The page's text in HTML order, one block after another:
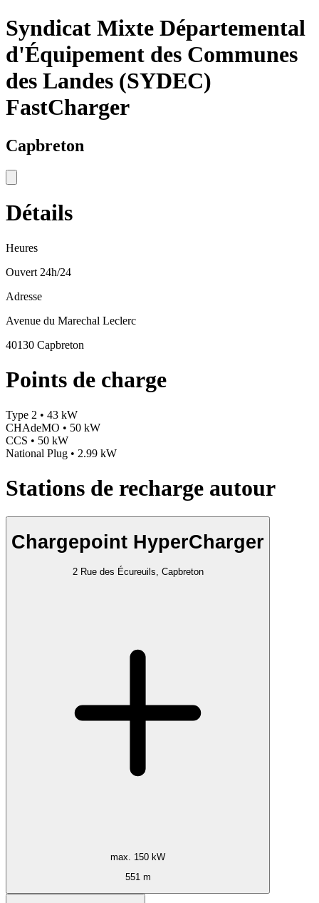
Syndicat Mixte Départemental
d'Équipement des Communes
des Landes (SYDEC)
FastCharger
Capbreton
Détails
Heures
Ouvert 24h/24
Adresse
Avenue du Marechal Leclerc
40130 Capbreton
Points de charge
Type 2 • 43 kW
CHAdeMO • 50 kW
CCS • 50 kW
National Plug • 2.99 kW
Stations de recharge autour
Chargepoint HyperCharger
2 Rue des Écureuils, Capbreton
max. 150 kW
551 m